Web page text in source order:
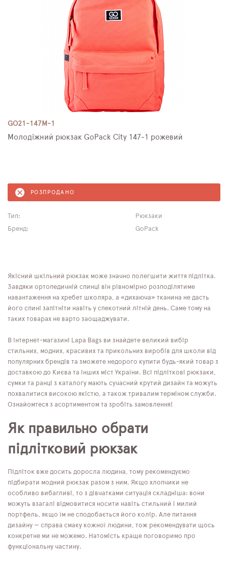
GO21-147M-1
Молодіжний рюкзак GoPack City 147-1 рожевий
РОЗПРОДАНО
Тип:
Рюкзаки
Бренд:
GoPack
Якісний шкільний рюкзак може значно полегшити життя підлітка.
Завдяки ортопедичній спинці він рівномірно розподілятиме
навантаження на хребет школяра, а «дихаюча» тканина не дасть
його спині запітніти навіть у спекотний літній день. Саме тому на
таких товарах не варто заощаджувати.
В інтернет-магазині Lapa Bags ви знайдете великий вибір
стильних, модних, красивих та прикольних виробів для школи від
популярних брендів та зможете недорого купити будь-який товар з
доставкою до Києва та інших міст України. Всі підліткові рюкзаки,
сумки та ранці з каталогу мають сучасний крутий дизайн та можуть
похвалитися високою якістю, а також тривалим терміном служби.
Ознайомтеся з асортиментом та зробіть замовлення!
Як правильно обрати
підлітковий рюкзак
Підліток вже досить доросла людина, тому рекомендуємо
підбирати модний рюкзак разом з ним. Якщо хлопчики не
особливо вибагливі, то з дівчатками ситуація складніша: вони
можуть взагалі відмовитися носити навіть стильний і милий
портфель, якщо їм не сподобається його колір. Але питання
дизайну — справа смаку кожної людини, тож рекомендувати щось
конкретне ми не можемо. Натомість краще поговоримо про
функціональну частину.